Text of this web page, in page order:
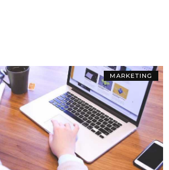
MARKETING